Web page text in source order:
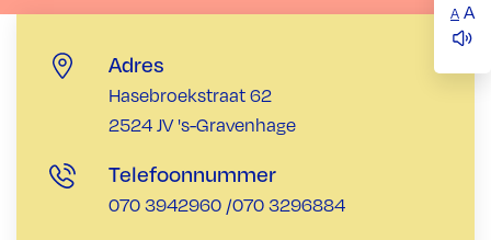
A A
Adres
Hasebroekstraat 62
2524 JV 's-Gravenhage
Telefoonnummer
070 3942960 /070 3296884